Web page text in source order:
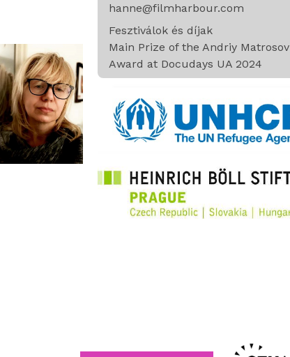
hanne@filmharbour.com
Fesztiválok és díjak
Main Prize of the Andriy Matrosov
Award at Docudays UA 2024